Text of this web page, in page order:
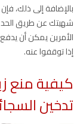
بالإضافة إلى ذلك،
شهيتك عن طريق الحد
الأمرين يمكن أن
إذا توقفوا عنه.
كيفية منع
تدخين